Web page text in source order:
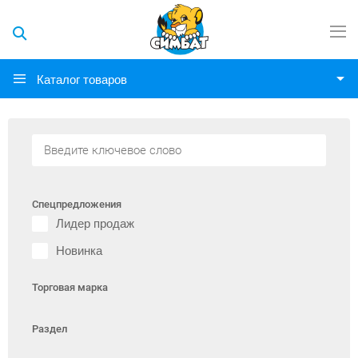
Каталог товаров
Спецпредложения
Лидер продаж
Новинка
Торговая марка
Раздел